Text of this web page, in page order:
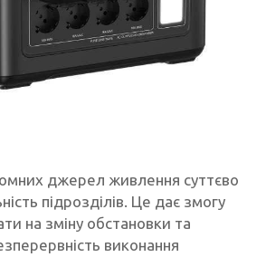
джерел живлення суттєво
підрозділів. Це дає змогу
на зміну обстановки та
виконання